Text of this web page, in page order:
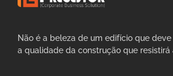
Não é a beleza de um edifício que
a qualidade da construção que